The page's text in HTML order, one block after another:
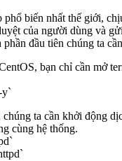
phổ biến nhất thế giới,
của người dùng và
đầu tiên chúng ta
bạn chỉ cần mở
y`
chúng ta cần khởi động
cùng hệ thống.